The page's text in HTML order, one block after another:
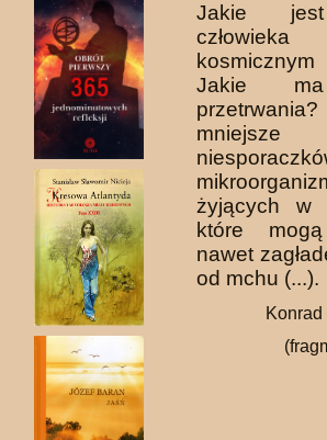
Jakie
Jakie
żyjących w
które
nawet
od mchu (...).
Konrad